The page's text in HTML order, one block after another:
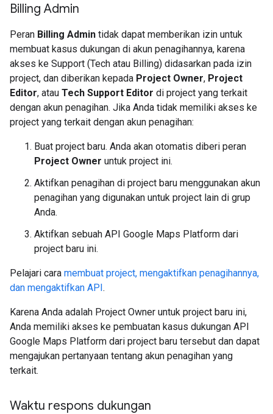
Billing Admin
Peran Billing Admin tidak dapat memberikan izin untuk
membuat kasus dukungan di akun penagihannya, karena
akses ke Support (Tech atau Billing) didasarkan pada izin
project, dan diberikan kepada Project Owner, Project
Editor, atau Tech Support Editor di project yang terkait
dengan akun penagihan. Jika Anda tidak memiliki akses ke
project yang terkait dengan akun penagihan:
Buat project baru. Anda akan otomatis diberi peran
Project Owner untuk project ini.
Aktifkan penagihan di project baru menggunakan akun
penagihan yang digunakan untuk project lain di grup
Anda.
Aktifkan sebuah API Google Maps Platform dari
project baru ini.
Pelajari cara membuat project, mengaktifkan penagihannya,
dan mengaktifkan API.
Karena Anda adalah Project Owner untuk project baru ini,
Anda memiliki akses ke pembuatan kasus dukungan API
Google Maps Platform dari project baru tersebut dan dapat
mengajukan pertanyaan tentang akun penagihan yang
terkait.
Waktu respons dukungan